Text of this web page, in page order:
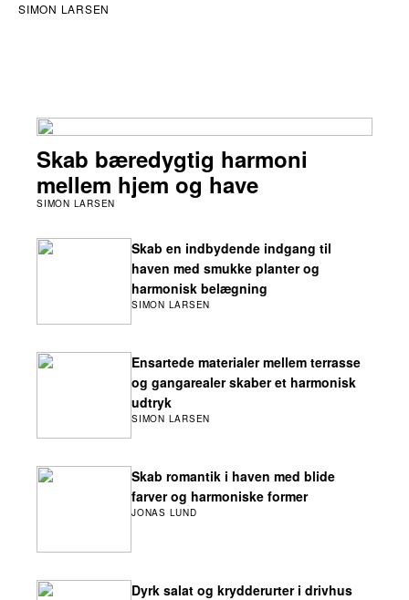
SIMON LARSEN
Dyrk salat og krydderurter i drivhus
Skab romantik i haven med blide
farver og harmoniske former
JONAS LUND
Ensartede materialer mellem terrasse
og gangarealer skaber et harmonisk
udtryk
SIMON LARSEN
Skab en indbydende indgang til
haven med smukke planter og
harmonisk belægning
SIMON LARSEN
Skab bæredygtig harmoni
mellem hjem og have
SIMON LARSEN